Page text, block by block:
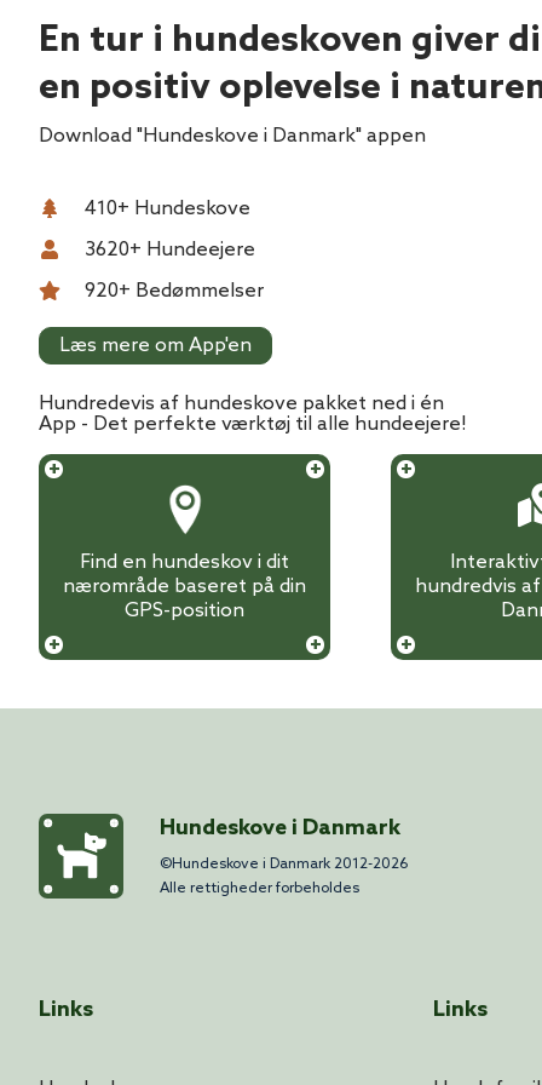
En tur i hundeskoven giver
en positiv oplevelse i
Download "Hundeskove i Danmark" appen
410+ Hundeskove
3620+ Hundeejere
920+ Bedømmelser
Læs mere om App'en
Hundredevis af hundeskove pakket ned i én
App - Det perfekte værktøj til alle hundeejere!
Find en hundeskov i dit
nærområde baseret på din
GPS-position
hundredvis
Hundeskove i Danmark
©Hundeskove i Danmark 2012-2026
Alle rettigheder forbeholdes
Links Links